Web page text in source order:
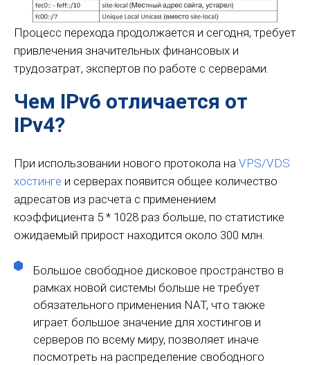
Процесс перехода продолжается и сегодня, требует
привлечения значительных финансовых и
трудозатрат, экспертов по работе с серверами.
Чем IPv6 отличается от
IPv4?
При использовании нового протокола на VPS/VDS
хостинге и серверах появится общее количество
адресатов из расчета с применением
коэффициента 5 * 1028 раз больше, по статистике
ожидаемый прирост находится около 300 млн.
Большое свободное дисковое пространство в
рамках новой системы больше не требует
обязательного применения NAT, что также
играет большое значение для хостингов и
серверов по всему миру, позволяет иначе
посмотреть на распределение свободного